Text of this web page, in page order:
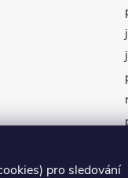
pro sledování